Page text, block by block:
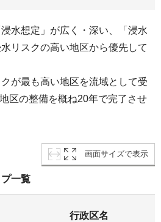
水想定」が広く・深い、「浸水
リスクの高い地区から優先して
が最も高い地区を流域として受
区の整備を概ね20年で完了させ
画面サイズで表示
一覧
行政区名